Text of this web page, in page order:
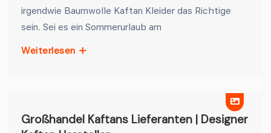
irgendwie Baumwolle Kaftan Kleider das Richtige
sein. Sei es ein Sommerurlaub am
Weiterlesen
Großhandel Kaftans Lieferanten | Designer